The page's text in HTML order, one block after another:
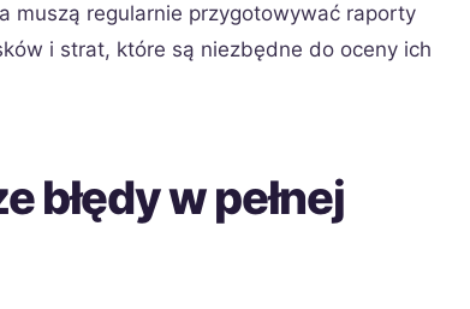
muszą regularnie przygotowywać raporty
i strat, które są niezbędne do oceny ich
błędy w pełnej